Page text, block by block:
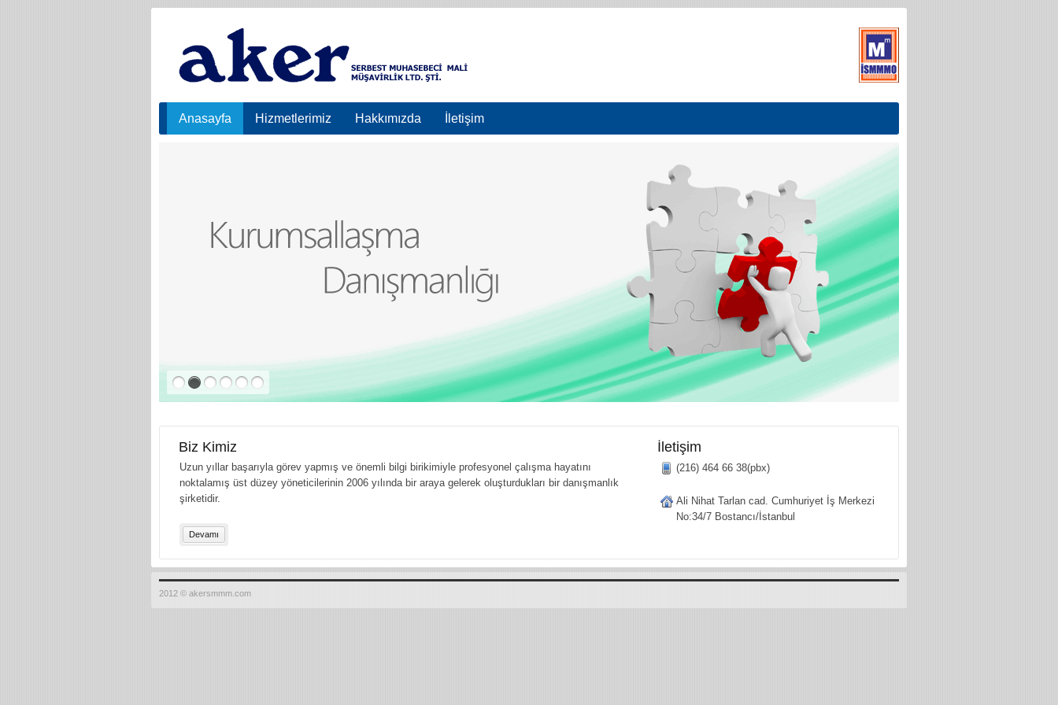
Anasayfa Hizmetlerimiz Hakkımızda İletişim
Biz Kimiz
Uzun yıllar başarıyla görev yapmış ve önemli bilgi birikimiyle profesyonel çalışma hayatını
noktalamış üst düzey yöneticilerinin 2006 yılında bir araya gelerek oluşturdukları bir danışmanlık
şirketidir.
Devamı
İletişim
(216) 464 66 38(pbx)
Ali Nihat Tarlan cad. Cumhuriyet İş Merkezi
No:34/7 Bostancı/İstanbul
2012 © akersmmm.com